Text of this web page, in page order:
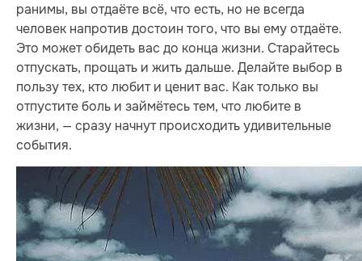
ранимы, вы отдаёте всё, что есть, но не всегда
человек напротив достоин того, что вы ему отдаёте.
Это может обидеть вас до конца жизни. Старайтесь
отпускать, прощать и жить дальше. Делайте выбор в
пользу тех, кто любит и ценит вас. Как только вы
отпустите боль и займётесь тем, что любите в
жизни, — сразу начнут происходить удивительные
события.